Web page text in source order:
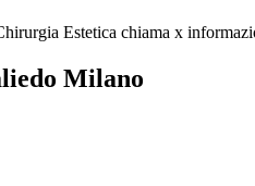
Estetica chiama x
Milano